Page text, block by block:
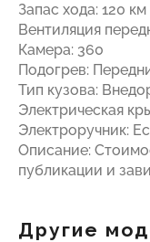
Запас хода: 120 км
Вентиляция
Камера: 360
Подогрев:
Тип кузова:
Электрическая
Электроручник:
Описание:
публикации и
Другие